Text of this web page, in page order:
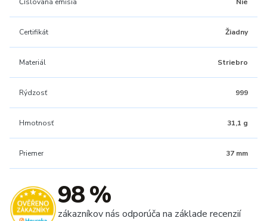
Certifikát Žiadny
Materiál Striebro
Rýdzosť 999
Hmotnosť 31,1 g
Priemer 37 mm
98 %
zákazníkov nás odporúča na základe recenzií